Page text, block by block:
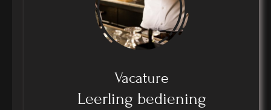
Vacature
Leerling bediening